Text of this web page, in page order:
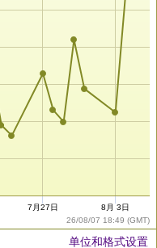
26/08/07 18:49 (GMT)
7月27日 8月 3日
单位和格式设置